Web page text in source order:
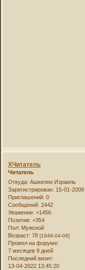
XЧитатель
Читатель
Откуда: Ашкелон Израиль
Зарегистрирован: 15-01-2009
Приглашений: 0
Сообщений: 2442
Уважение: +1456
Позитив: +354
Пол: Мужской
Возраст: 78[1948-04-06]
Провел на форуме:
7 месяцев 9 дней
Последний визит:
13-04-2022 13:45:20